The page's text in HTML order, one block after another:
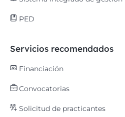
PED
Servicios recomendados
Financiación
Convocatorias
Solicitud de practicantes